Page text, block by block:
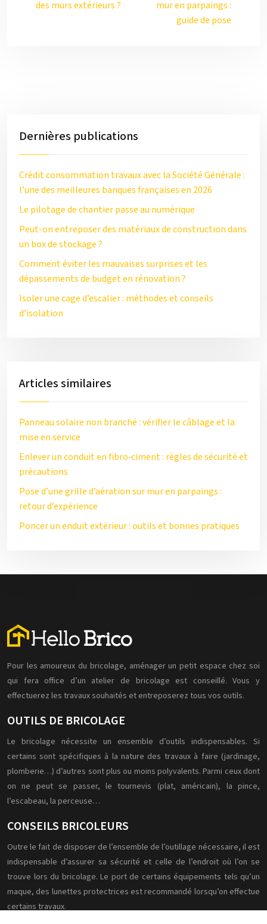
des murs extérieurs ?
mur en parpaings :
guide de pose
Dernières publications
Crédit consommation travaux avec la Société Générale :
l’une des meilleures banques françaises en 2026
Le pilotage de chantier passe au numérique
Peut-on entreposer des matériaux de construction dans
un box de stockage ?
Comment éviter les mauvaises surprises et les
dépassements de budget en rénovation ?
Isoler une cage d’escalier : méthodes et conseils
d’isolation
Articles similaires
Panneau solaire non branché : vérifier le câblage et la
mise en service
Enlever un conduit en fibro‑ciment : règles de sécurité et
précautions
Pose d’une grille d’aération sur mur en parpaings :
retour d’expérience
Poncer un enduit extérieur : outils et bonnes pratiques
Pour les amoureux du bricolage, aménager un petit espace chez soi
qui fera office d’un atelier de bricolage est conseillé. Vous y
effectuerez les travaux souhaités et entreposerez tous vos outils.
OUTILS DE BRICOLAGE
Le bricolage nécessite un ensemble d’outils indispensables. Si
certains sont spécifiques à la nature des travaux à faire (jardinage,
plomberie…) d’autres sont plus ou moins polyvalents. Parmi ceux dont
on ne peut se passer, le tournevis (plat, américain), la pince,
l’escabeau, la perceuse…
CONSEILS BRICOLEURS
Outre le fait de disposer de l’ensemble de l’outillage nécessaire, il est
indispensable d’assurer sa sécurité et celle de l’endroit où l’on se
trouve lors du bricolage. Le port de certains équipements tels qu’un
maque, des lunettes protectrices est recommandé lorsqu’on effectue
certains travaux.